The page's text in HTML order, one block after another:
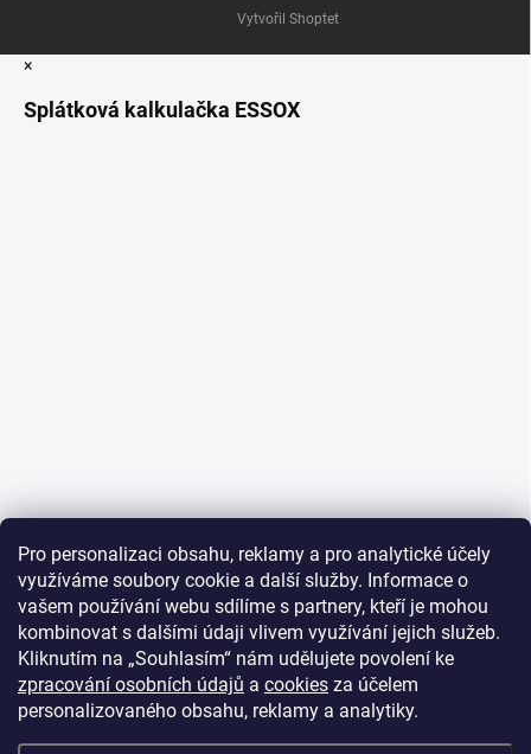
Pro personalizaci obsahu, reklamy a pro analytické účely
využíváme soubory cookie a další služby. Informace o
vašem používání webu sdílíme s partnery, kteří je mohou
kombinovat s dalšími údaji vlivem využívání jejich služeb.
Kliknutím na „Souhlasím“ nám udělujete povolení ke
zpracování osobních údajů a cookies za účelem
personalizovaného obsahu, reklamy a analytiky.
Vytvořil Shoptet
×
Splátková kalkulačka ESSOX